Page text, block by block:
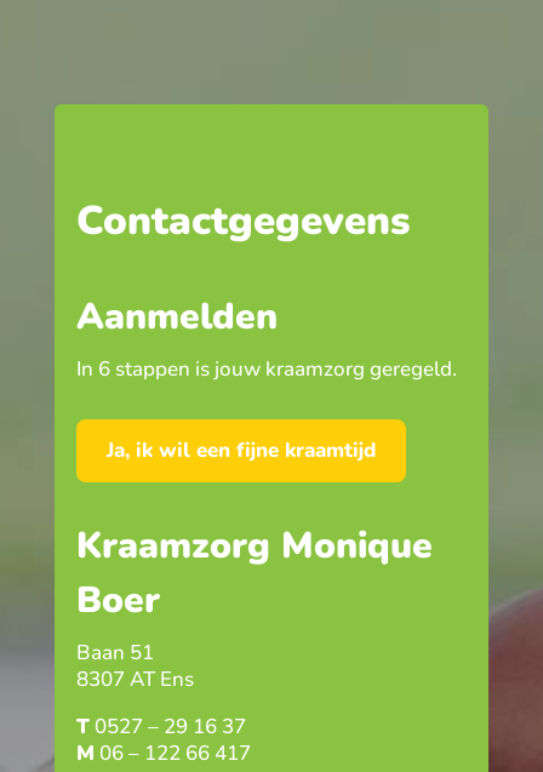
Contactgegevens
Aanmelden
In 6 stappen is jouw kraamzorg geregeld.
Ja, ik wil een fijne kraamtijd
Kraamzorg Monique
Boer
Baan 51
8307 AT Ens
T 0527 – 29 16 37
M 06 – 122 66 417